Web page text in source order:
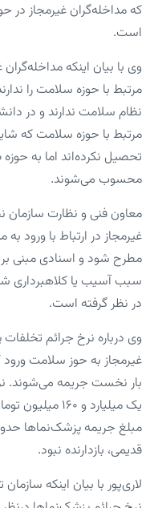
که مداخله‌گران غیرمجاز در
است.
وی با بیان اینکه
مرتبط با حوزه سلامت را
نظام سلامت ندارند و در
مرتبط با حوزه سلامت که
تحصیل نکرده‌اند اما به حوزه
محسوب می‌شوند.
معاون فنی و نظارت سازمان
غیرمجاز در ارتباط با ورود
مطرح شود و اسنادی مبنی بر
سبب آسیب یا کلاهبرداری
در نظر گرفته است.
وی درباره نرخ جرائم
بار نخست جریمه می‌شوند.
یک میلیارد و
قدیمی، بازدارنده نبود.
لاری‌پور با بیان اینکه